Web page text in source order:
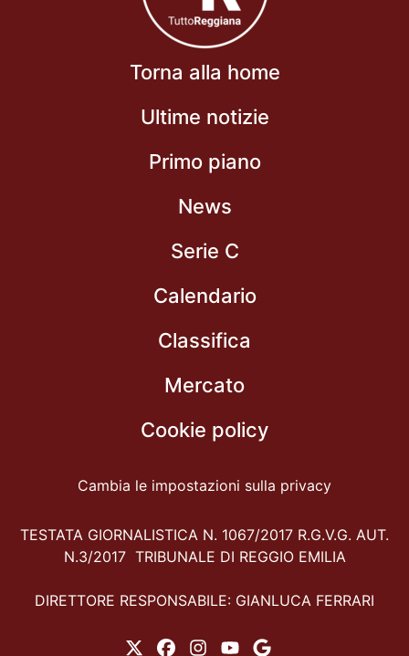
Torna alla home
Ultime notizie
Primo piano
News
Serie C
Calendario
Classifica
Mercato
Cookie policy
Cambia le impostazioni sulla privacy
TESTATA GIORNALISTICA N. 1067/2017 R.G.V.G. AUT.
N.3/2017 TRIBUNALE DI REGGIO EMILIA
DIRETTORE RESPONSABILE: GIANLUCA FERRARI